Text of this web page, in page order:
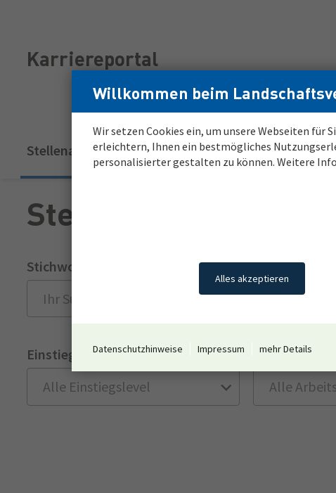
für
Bewerber*innen
für
Bewerber*innen
Karriereportal
Hauptnavigation
Stellenangebote
(aktuell) Meine Karriere Job Abo
Willkommen beim
Wir setzen Cookies ein, um unsere Webseiten für
erleichtern, Ihnen ein bestmögliches
personalisierter gestalten zu können. Weitere
Alles akzeptieren
Datenschutzhinweise Impressum mehr Details
Stellenmarkt
Stichwort Ort oder PLZ
Einstiegslevel Arbeitswelt